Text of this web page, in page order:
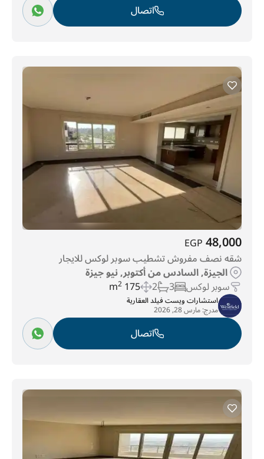
اتصال
48,000
EGP
شقه نصف مفروش تشطيب سوبر لوكس للايجار
الجيزة, السادس من أكتوبر, نيو جيزة
سوبر لوكس 3
2
175 m
2
استشارات ويست فيلد العقارية
مدرج:مارس 28, 2026
اتصال